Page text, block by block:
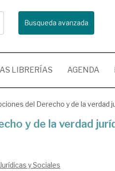
Busqueda avanzada
LIBRERÍAS AGENDA
del Derecho y de la verdad
y de la verdad
y Sociales